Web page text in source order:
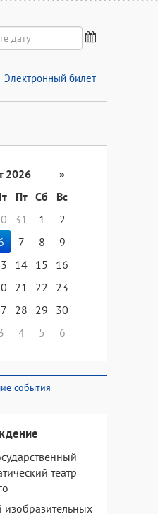
Электронный билет
2026
»
Пт Сб
Вс
31 1
2
7 8
9
14 15
16
21 22
23
28 29
30
4 5 6
события
театр
изобразительных